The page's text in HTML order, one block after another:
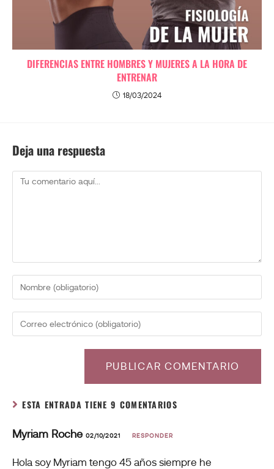
DIFERENCIAS ENTRE HOMBRES Y MUJERES A LA HORA DE
ENTRENAR
18/03/2024
Deja una respuesta
ESTA ENTRADA TIENE 9 COMENTARIOS
Myriam Roche 02/10/2021 RESPONDER
Hola soy Myriam tengo 45 años siempre he